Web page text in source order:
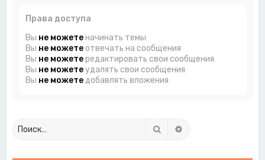
Права доступа
Вы не можетеначинать темы
Вы не можетеотвечать на сообщения
Вы не можетередактировать свои сообщения
Вы не можетеудалять свои сообщения
Вы не можетедобавлять вложения
Поиск